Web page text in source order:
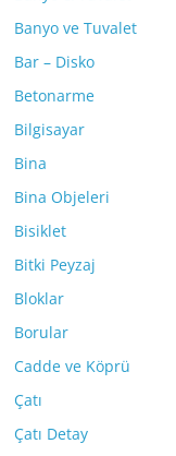
Banyo ve Tuvalet
Bar – Disko
Betonarme
Bilgisayar
Bina
Bina Objeleri
Bisiklet
Bitki Peyzaj
Bloklar
Borular
Cadde ve Köprü
Çatı
Çatı Detay